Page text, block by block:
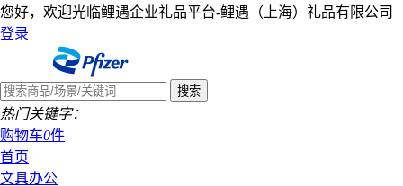
您好，欢迎光临鲤遇企业礼品平台-鲤遇（上海）礼品有限公司
登录
热门关键字：
购物车0件
首页
文具办公